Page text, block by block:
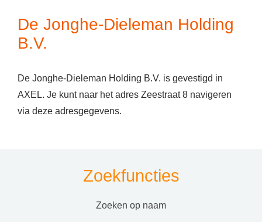
De Jonghe-Dieleman Holding
B.V.
De Jonghe-Dieleman Holding B.V. is gevestigd in
AXEL. Je kunt naar het adres Zeestraat 8 navigeren
via deze adresgegevens.
Zoekfuncties
zoeken op naam